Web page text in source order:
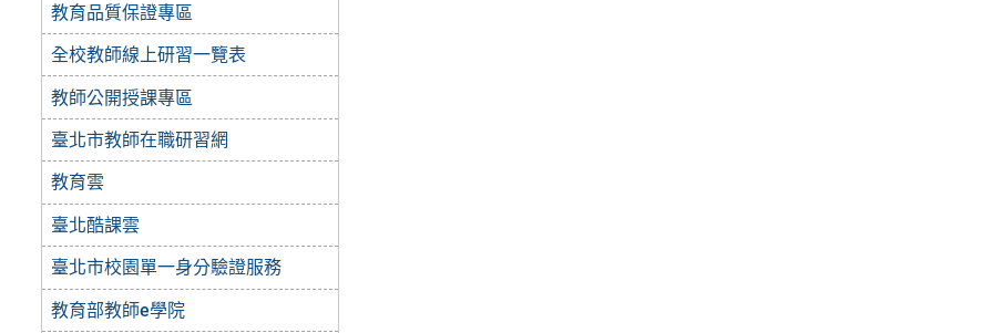
教育品質保證專區
全校教師線上研習一覽表
教師公開授課專區
臺北市教師在職研習網
教育雲
臺北酷課雲
臺北市校園單一身分驗證服務
教育部教師e學院